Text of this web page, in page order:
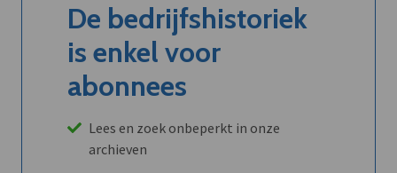
De bedrijfshistoriek
is enkel voor
abonnees
Lees en zoek onbeperkt in onze
archieven